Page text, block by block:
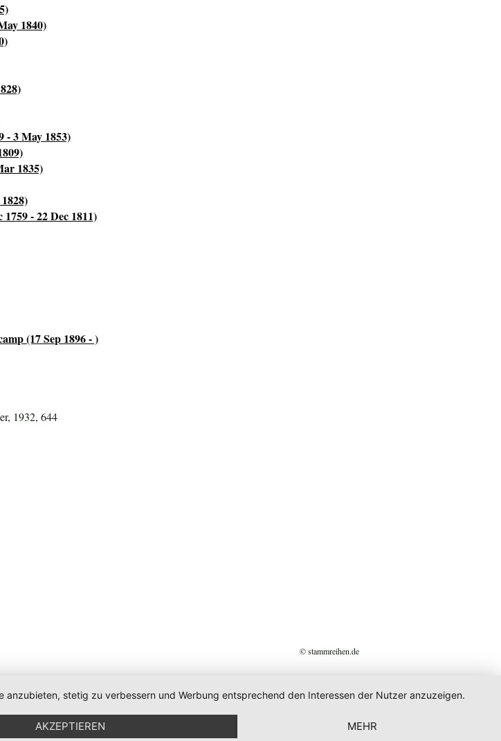
1840)
- 3 May 1853)
1835)
- 22 Dec 1811)
(17 Sep 1896 - )
1932, 644
© stammreihen.de
stetig zu verbessern und Werbung entsprechend den Interessen der Nutzer anzuzeigen.
AKZEPTIEREN MEHR